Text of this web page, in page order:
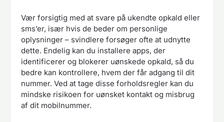
Vær forsigtig med at svare på ukendte opkald eller
sms’er, især hvis de beder om personlige
oplysninger – svindlere forsøger ofte at udnytte
dette. Endelig kan du installere apps, der
identificerer og blokerer uønskede opkald, så du
bedre kan kontrollere, hvem der får adgang til dit
nummer. Ved at tage disse forholdsregler kan du
mindske risikoen for uønsket kontakt og misbrug
af dit mobilnummer.